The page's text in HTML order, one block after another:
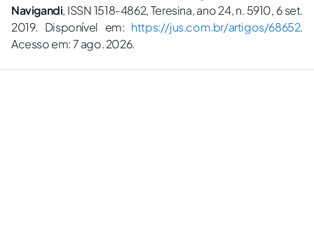
Navigandi, ISSN 1518-4862, Teresina, ano 24, n. 5910, 6 set.
2019. Disponível em: https://jus.com.br/artigos/68652.
Acesso em: 7 ago. 2026.